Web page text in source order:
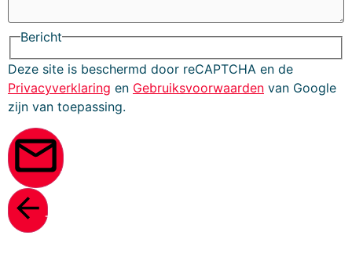
Bericht
Deze site is beschermd door reCAPTCHA en de
Privacyverklaring en Gebruiksvoorwaarden van Google
zijn van toepassing.
Verstuur
Terug